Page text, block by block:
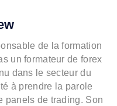
de la formation
un formateur de forex
dans le secteur du
à prendre la parole
panels de trading. Son